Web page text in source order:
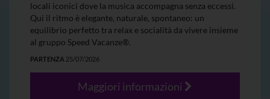
locali iconici dove la musica accompagna senza eccessi.
Qui il ritmo è elegante, naturale, spontaneo: un
equilibrio perfetto tra relax e socialità da vivere insieme
al gruppo Speed Vacanze®.
PARTENZA 25/07/2026
Maggiori informazioni